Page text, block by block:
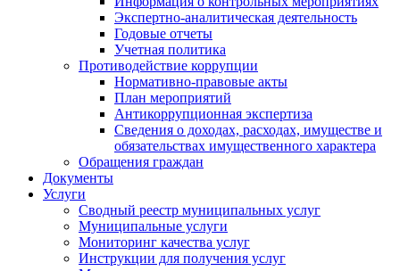
Экспертно-аналитическая деятельность
Годовые отчеты
Учетная политика
Противодействие коррупции
Нормативно-правовые акты
План мероприятий
Антикоррупционная экспертиза
Сведения о доходах, расходах, имуществе и
обязательствах имущественного характера
Обращения граждан
Документы
Услуги
Сводный реестр муниципальных услуг
Муниципальные услуги
Мониторинг качества услуг
Инструкции для получения услуг